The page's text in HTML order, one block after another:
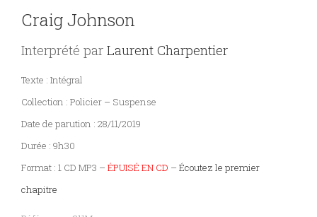
PARAÎTRE
CONTACT
Craig Johnson
Interprété par Laurent Charpentier
Texte : Intégral
Collection : Policier – Suspense
Date de parution : 28/11/2019
Durée : 9h30
Format : 1 CD MP3 – ÉPUISÉ EN CD – Écoutez le premier
chapitre